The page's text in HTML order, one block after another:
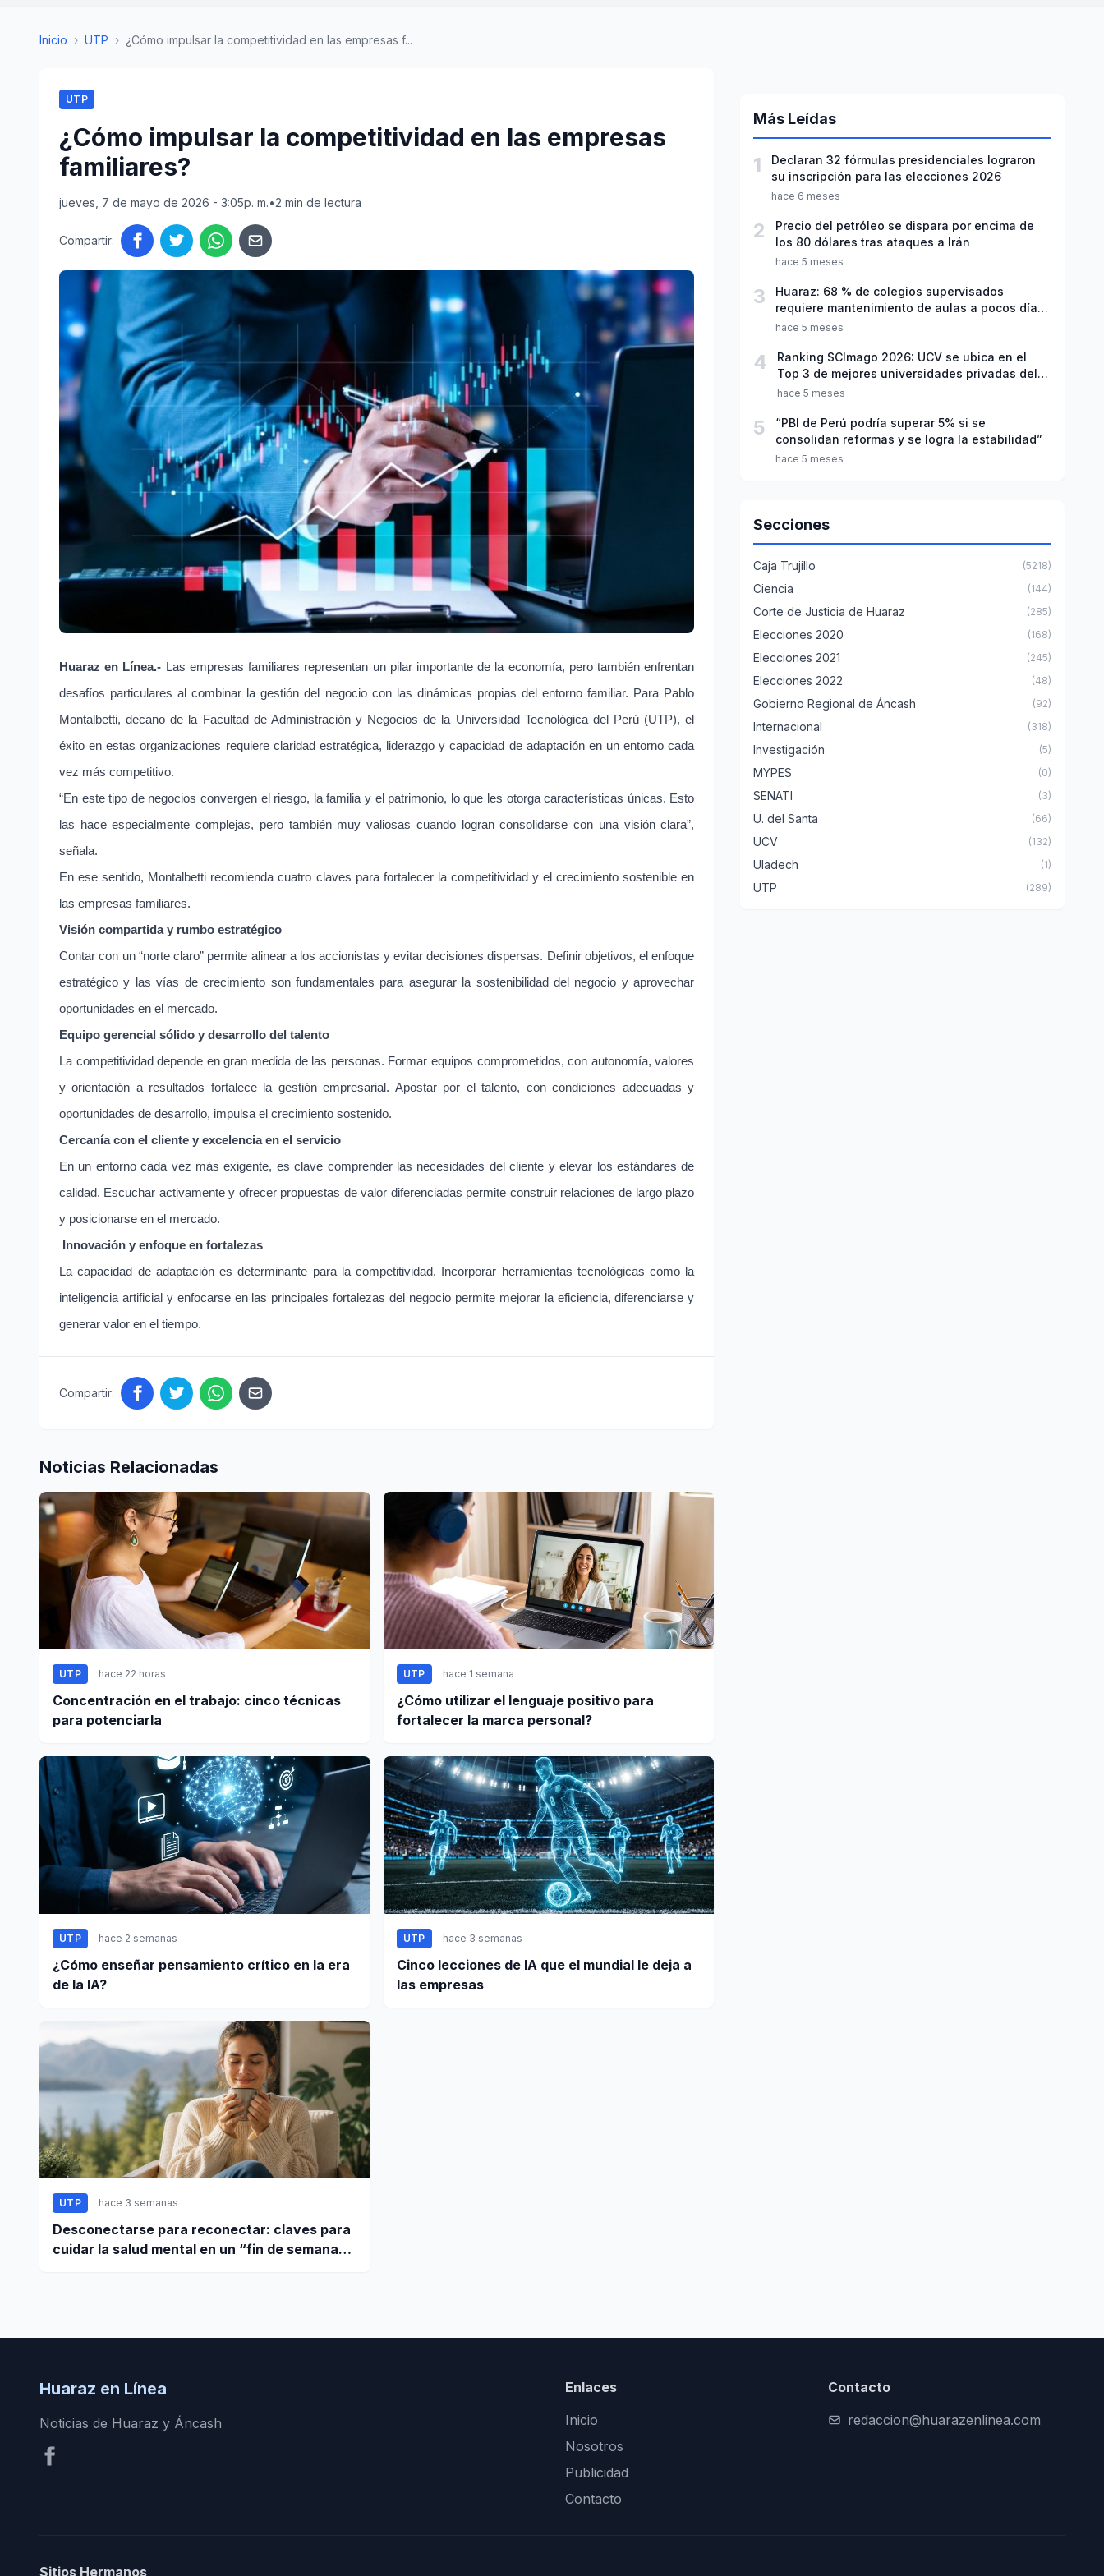
Inicio › UTP › ¿Cómo impulsar la competitividad en las empresas f...
UTP
¿Cómo impulsar la competitividad en las empresas
familiares?
jueves, 7 de mayo de 2026 - 3:05p. m.•2 min de lectura
Compartir:
Huaraz en Línea.- Las empresas familiares representan un pilar importante de la economía, pero también enfrentan
desafíos particulares al combinar la gestión del negocio con las dinámicas propias del entorno familiar. Para Pablo
Montalbetti, decano de la Facultad de Administración y Negocios de la Universidad Tecnológica del Perú (UTP), el
éxito en estas organizaciones requiere claridad estratégica, liderazgo y capacidad de adaptación en un entorno cada
vez más competitivo.
“En este tipo de negocios convergen el riesgo, la familia y el patrimonio, lo que les otorga características únicas. Esto
las hace especialmente complejas, pero también muy valiosas cuando logran consolidarse con una visión clara”,
señala.
En ese sentido, Montalbetti recomienda cuatro claves para fortalecer la competitividad y el crecimiento sostenible en
las empresas familiares.
Visión compartida y rumbo estratégico
Contar con un “norte claro” permite alinear a los accionistas y evitar decisiones dispersas. Definir objetivos, el enfoque
estratégico y las vías de crecimiento son fundamentales para asegurar la sostenibilidad del negocio y aprovechar
oportunidades en el mercado.
Equipo gerencial sólido y desarrollo del talento
La competitividad depende en gran medida de las personas. Formar equipos comprometidos, con autonomía, valores
y orientación a resultados fortalece la gestión empresarial. Apostar por el talento, con condiciones adecuadas y
oportunidades de desarrollo, impulsa el crecimiento sostenido.
Cercanía con el cliente y excelencia en el servicio
En un entorno cada vez más exigente, es clave comprender las necesidades del cliente y elevar los estándares de
calidad. Escuchar activamente y ofrecer propuestas de valor diferenciadas permite construir relaciones de largo plazo
y posicionarse en el mercado.
Innovación y enfoque en fortalezas
La capacidad de adaptación es determinante para la competitividad. Incorporar herramientas tecnológicas como la
inteligencia artificial y enfocarse en las principales fortalezas del negocio permite mejorar la eficiencia, diferenciarse y
generar valor en el tiempo.
Compartir:
Noticias Relacionadas
UTP hace 22 horas
Concentración en el trabajo: cinco técnicas
para potenciarla
UTP hace 1 semana
¿Cómo utilizar el lenguaje positivo para
fortalecer la marca personal?
UTP hace 2 semanas
¿Cómo enseñar pensamiento crítico en la era
de la IA?
UTP hace 3 semanas
Cinco lecciones de IA que el mundial le deja a
las empresas
UTP hace 3 semanas
Desconectarse para reconectar: claves para
cuidar la salud mental en un “fin de semana
Más Leídas
1
Declaran 32 fórmulas presidenciales lograron
su inscripción para las elecciones 2026
hace 6 meses
2
Precio del petróleo se dispara por encima de
los 80 dólares tras ataques a Irán
hace 5 meses
3
Huaraz: 68 % de colegios supervisados
requiere mantenimiento de aulas a pocos días
de inicio del año escolar 2026
hace 5 meses
4
Ranking SCImago 2026: UCV se ubica en el
Top 3 de mejores universidades privadas del
Perú
hace 5 meses
5
“PBI de Perú podría superar 5% si se
consolidan reformas y se logra la estabilidad”
hace 5 meses
Secciones
Caja Trujillo (5218)
Ciencia (144)
Corte de Justicia de Huaraz (285)
Elecciones 2020 (168)
Elecciones 2021 (245)
Elecciones 2022 (48)
Gobierno Regional de Áncash (92)
Internacional (318)
Investigación (5)
MYPES (0)
SENATI (3)
U. del Santa (66)
UCV (132)
Uladech (1)
UTP (289)
Huaraz en Línea
Noticias de Huaraz y Áncash
Enlaces
Inicio
Nosotros
Publicidad
Contacto
Contacto
redaccion@huarazenlinea.com
Sitios Hermanos